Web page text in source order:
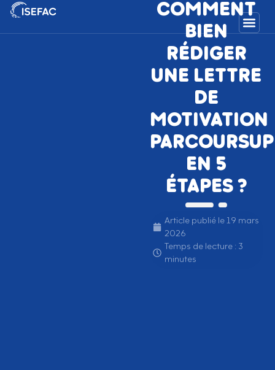
COMMENT
BIEN
RÉDIGER
UNE LETTRE
DE
MOTIVATION
PARCOURSUP
EN 5
ÉTAPES ?
Article publié le 19 mars
2026
Temps de lecture : 3
minutes